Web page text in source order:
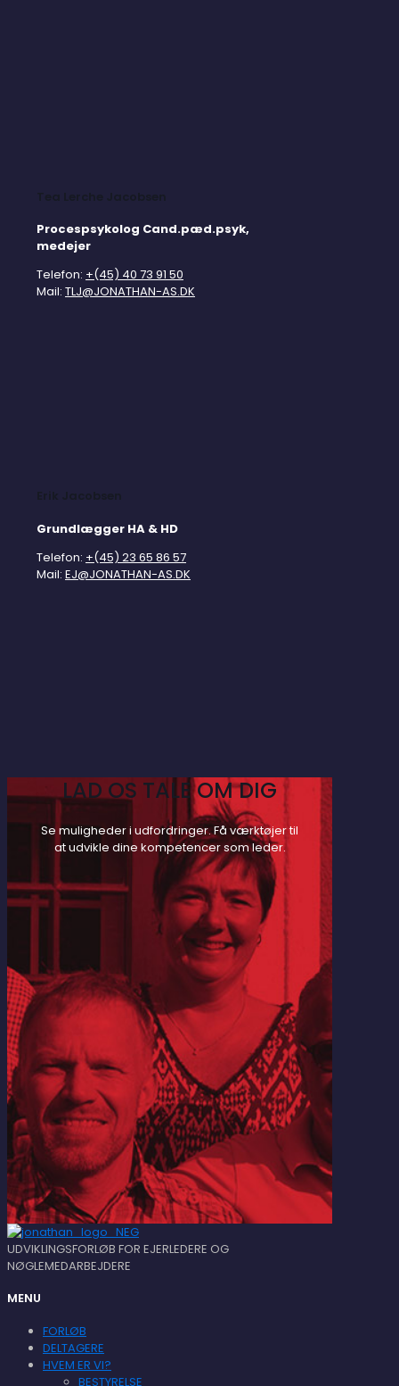
Procespsykolog Cand.pæd.psyk,
medejer
Telefon: +(45) 40 73 91 50
Mail: TLJ@JONATHAN-AS.DK
Grundlægger HA & HD
Telefon: +(45) 23 65 86 57
Mail: EJ@JONATHAN-AS.DK
LAD OS TALE OM DIG
Se muligheder i udfordringer. Få værktøjer til
at udvikle dine kompetencer som leder.
UDVIKLINGSFORLØB FOR EJERLEDERE OG
NØGLEMEDARBEJDERE
MENU
FORLØB
DELTAGERE
HVEM ER VI?
BESTYRELSE